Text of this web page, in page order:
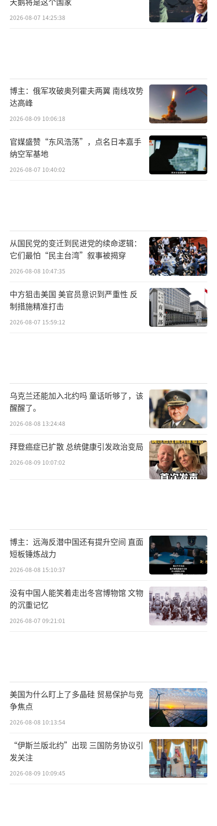
2026-08-07 14:25:38
博主：俄军攻破奥列霍夫两翼 南线攻势
达高峰
2026-08-09 10:06:18
官媒盛赞“东风浩荡”，点名日本嘉手
纳空军基地
2026-08-07 10:40:02
从国民党的变迁到民进党的续命逻辑：
它们最怕“民主台湾”叙事被揭穿
2026-08-08 10:47:35
中方狙击美国 美官员意识到严重性 反
制措施精准打击
2026-08-07 15:59:12
乌克兰还能加入北约吗 童话听够了，该
醒醒了。
2026-08-08 13:24:48
拜登癌症已扩散 总统健康引发政治变局
2026-08-09 10:07:02
博主：远海反潜中国还有提升空间 直面
短板锤炼战力
2026-08-08 15:10:37
没有中国人能笑着走出冬宫博物馆 文物
的沉重记忆
2026-08-07 09:21:01
美国为什么盯上了多晶硅 贸易保护与竞
争焦点
2026-08-08 10:13:54
“伊斯兰版北约”出现 三国防务协议引
发关注
2026-08-09 10:09:45